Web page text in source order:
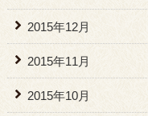
2015年12月
2015年11月
2015年10月